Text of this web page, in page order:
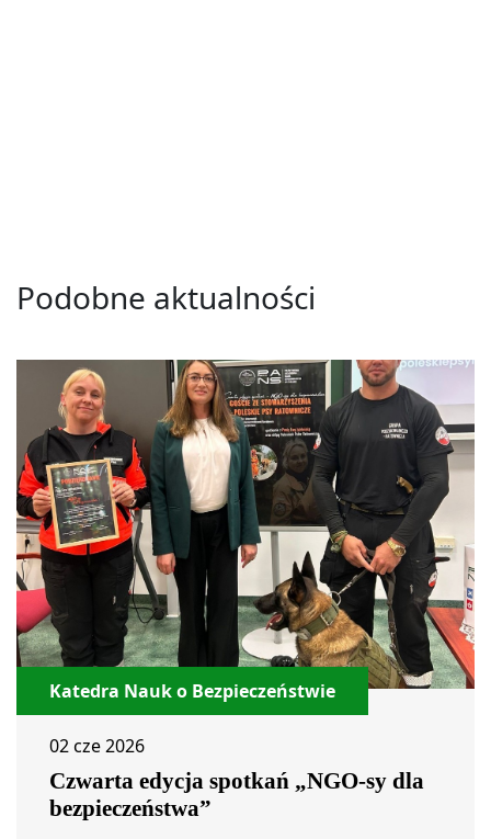
Podobne aktualności
Katedra Nauk o Bezpieczeństwie
02 cze 2026
Czwarta edycja spotkań „NGO-sy dla
bezpieczeństwa”